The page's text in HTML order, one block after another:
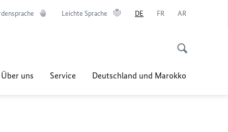
Leichte Sprache DE FR AR
Über uns Service Deutschland und Marokko